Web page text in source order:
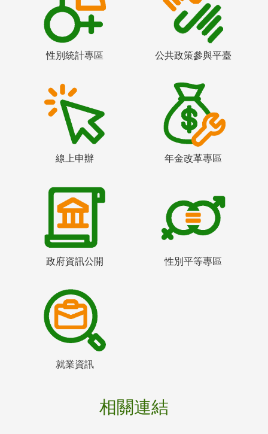
性別統計專區 公共政策參與平臺
線上申辦 年金改革專區
政府資訊公開 性別平等專區
就業資訊
相關連結